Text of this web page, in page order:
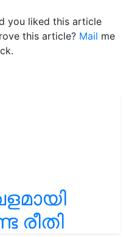
you liked this article
this article? Mail me
രീതി